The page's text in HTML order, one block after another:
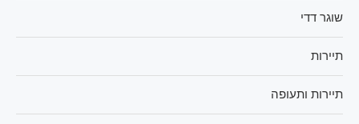
שוגר דדי
תיירות
תיירות ותעופה